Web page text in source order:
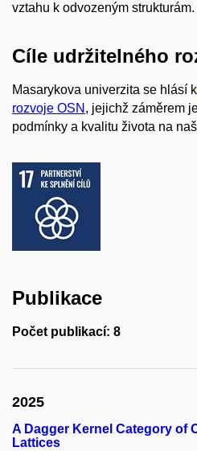
vztahu k odvozeným strukturám.
Cíle udržitelného
Masarykova univerzita se hlásí k
rozvoje OSN , jejichž záměrem
podmínky a kvalitu života na
Publikace
Počet publikací: 8
2025
A Dagger Kernel Category of
Lattices